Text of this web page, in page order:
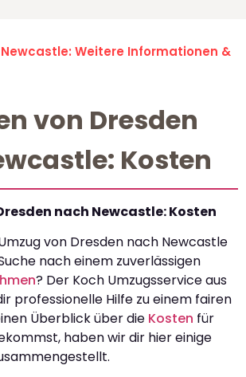
Weitere Informationen &
von Dresden
Kosten
nach Newcastle: Kosten
von Dresden nach Newcastle
nach einem zuverlässigen
? Der Koch Umzugsservice aus
professionelle Hilfe zu einem fairen
Überblick über die Kosten für
haben wir dir hier einige